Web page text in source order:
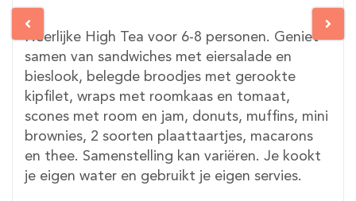
Heerlijke High Tea voor 6-8 personen. Geniet
samen van sandwiches met eiersalade en
bieslook, belegde broodjes met gerookte
kipfilet, wraps met roomkaas en tomaat,
scones met room en jam, donuts, muffins, mini
brownies, 2 soorten plaattaartjes, macarons
en thee. Samenstelling kan variëren. Je kookt
je eigen water en gebruikt je eigen servies.